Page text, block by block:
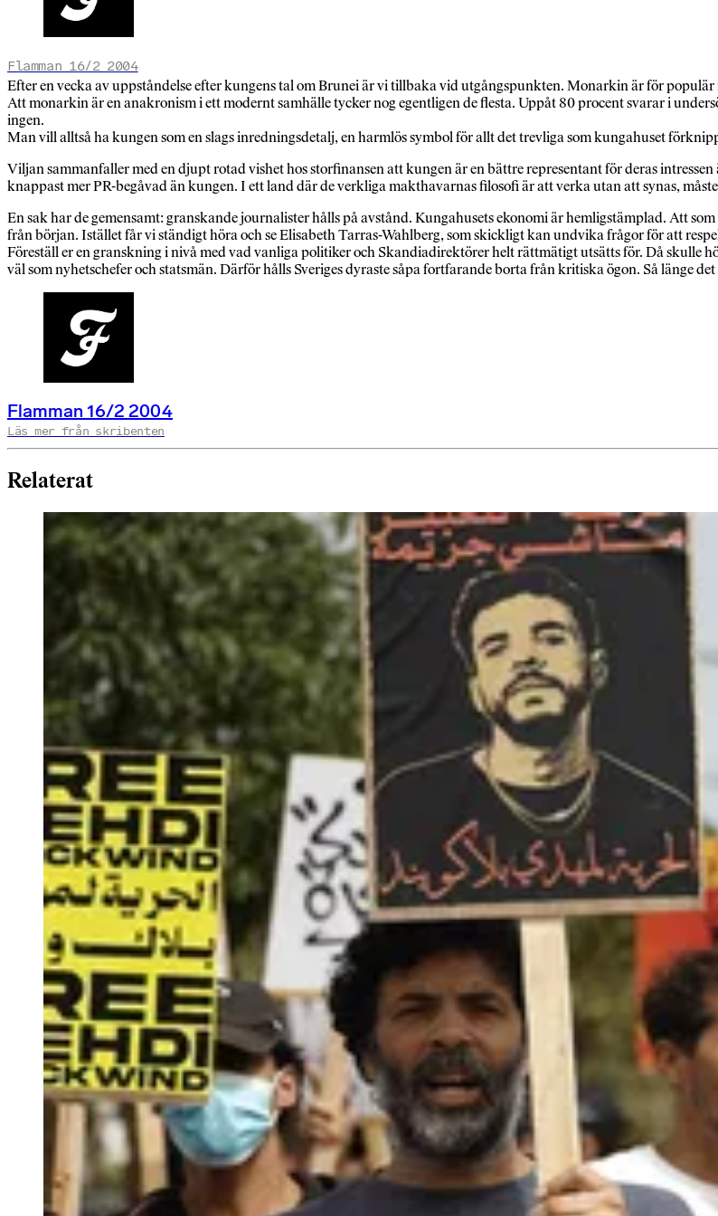
Flamman 16/2 2004
Efter en vecka av uppståndelse efter kungens tal om Brunei är vi tillbaka vid utgångspunkten. Monarkin är för
Att monarkin är en anakronism i ett modernt samhälle tycker nog egentligen de flesta. Uppåt 80 procent svarar i
ingen.
Man vill alltså ha kungen som en slags inredningsdetalj, en harmlös symbol för allt det trevliga som kungahuset
Viljan sammanfaller med en djupt rotad vishet hos storfinansen att kungen är en bättre representant för deras
knappast mer PR-begåvad än kungen. I ett land där de verkliga makthavarnas filosofi är att verka utan att synas,
En sak har de gemensamt: granskande journalister hålls på avstånd. Kungahusets ekonomi är hemligstämplad. Att
från början. Istället får vi ständigt höra och se Elisabeth Tarras-Wahlberg, som skickligt kan undvika frågor för att
Föreställ er en granskning i nivå med vad vanliga politiker och Skandiadirektörer helt rättmätigt utsätts för. Då skulle
väl som nyhetschefer och statsmän. Därför hålls Sveriges dyraste såpa fortfarande borta från kritiska ögon. Så länge
Flamman 16/2 2004
Läs mer från skribenten
Relaterat